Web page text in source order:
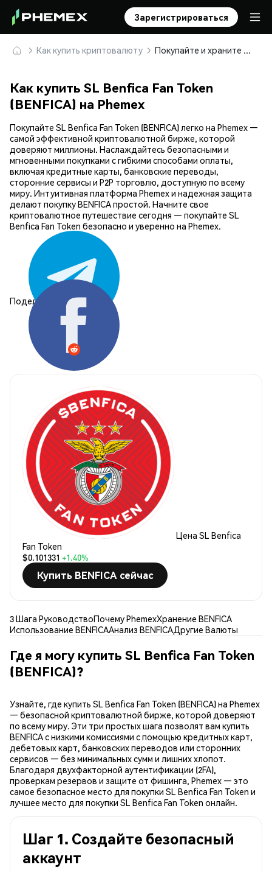
Зарегистрироваться
Как купить криптовалюту Покупайте и храните SL Benfica Fan Token (BENFICA) безопасно
Как купить SL Benfica Fan Token
(BENFICA) на Phemex
Покупайте SL Benfica Fan Token (BENFICA) легко на Phemex —
самой эффективной криптовалютной бирже, которой
доверяют миллионы. Наслаждайтесь безопасными и
мгновенными покупками с гибкими способами оплаты,
включая кредитные карты, банковские переводы,
сторонние сервисы и P2P торговлю, доступную по всему
миру. Интуитивная платформа Phemex и надежная защита
делают покупку BENFICA простой. Начните свое
криптовалютное путешествие сегодня — покупайте SL
Benfica Fan Token безопасно и уверенно на Phemex.
Поделиться:
Цена SL Benfica
Fan Token
$0.101331 +1.40%
Купить BENFICA сейчас
3 Шага РуководствоПочему PhemexХранение BENFICA
Использование BENFICAАнализ BENFICAДругие Валюты
Где я могу купить SL Benfica Fan Token
(BENFICA)?
Узнайте, где купить SL Benfica Fan Token (BENFICA) на Phemex
— безопасной криптовалютной бирже, которой доверяют
по всему миру. Эти три простых шага позволят вам купить
BENFICA с низкими комиссиями с помощью кредитных карт,
дебетовых карт, банковских переводов или сторонних
сервисов — без минимальных сумм и лишних хлопот.
Благодаря двухфакторной аутентификации (2FA),
проверкам резервов и защите от фишинга, Phemex — это
самое безопасное место для покупки SL Benfica Fan Token и
лучшее место для покупки SL Benfica Fan Token онлайн.
Шаг 1. Создайте безопасный
аккаунт